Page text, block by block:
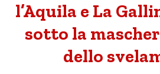
l’Aquila e La
sotto la
dello